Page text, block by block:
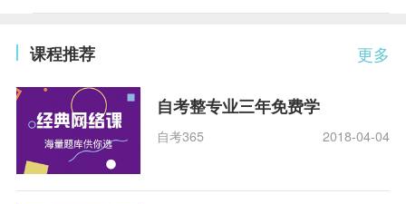
更多
课程推荐
自考整专业三年免费学
自考365 2018-04-04